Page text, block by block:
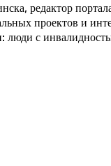
редактор
проектов и
люди с